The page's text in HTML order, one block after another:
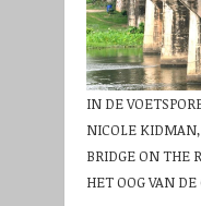
IN DE
NICOLE
BRIDGE ON THE
HET OOG VAN